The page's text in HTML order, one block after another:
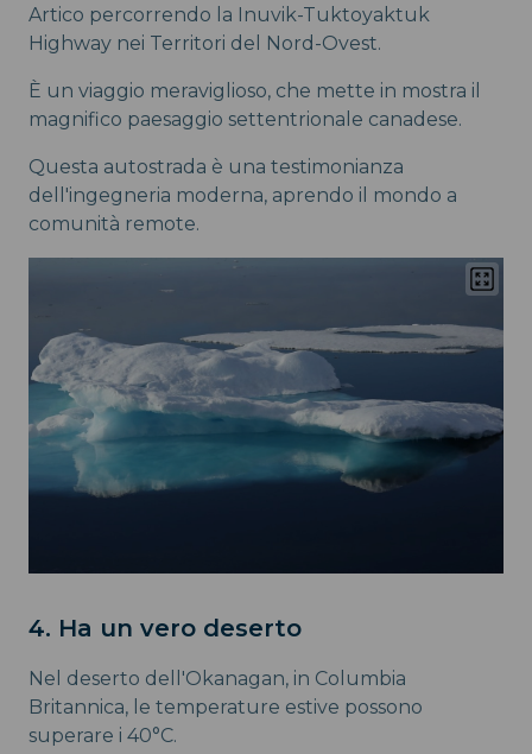
Artico percorrendo la Inuvik-Tuktoyaktuk
Highway nei Territori del Nord-Ovest.
È un viaggio meraviglioso, che mette in mostra il
magnifico paesaggio settentrionale canadese.
Questa autostrada è una testimonianza
dell'ingegneria moderna, aprendo il mondo a
comunità remote.
4. Ha un vero deserto
Nel deserto dell'Okanagan, in Columbia
Britannica, le temperature estive possono
superare i 40°C.